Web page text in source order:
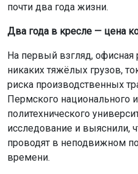
почти два года жизни.
Два года в кресле — цена
На первый взгляд, офисная
никаких тяжёлых грузов,
риска производственных
Пермского национального
политехнического
исследование и выяснили,
проводят в неподвижном
времени.